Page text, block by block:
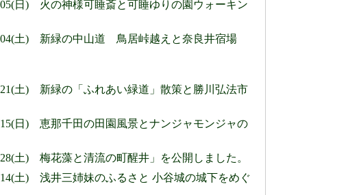
日) 火の神様可睡斎と可睡ゆりの園ウォーキン
土) 新緑の中山道 鳥居峠越えと奈良井宿場
土) 新緑の「ふれあい緑道」散策と勝川弘法市
日) 恵那千田の田園風景とナンジャモンジャの
土) 梅花藻と清流の町醒井」を公開しました。
土) 浅井三姉妹のふるさと 小谷城の城下をめぐ